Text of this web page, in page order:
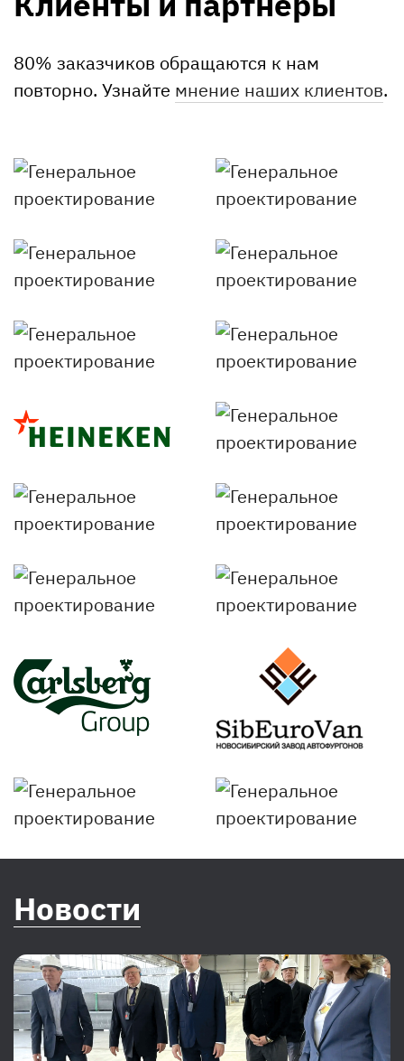
80% заказчиков обращаются к нам
повторно. Узнайте мнение наших клиентов.
Новости